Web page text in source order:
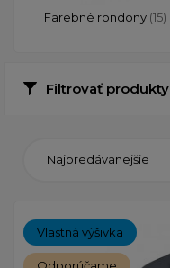
Farebné rondony (15)
Filtrovať produkty
Najpredávanejšie
Vlastná výšivka